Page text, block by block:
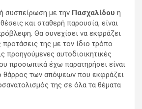
συσπείρωση με την Πασχαλίδου η
και σταθερή παρουσία, είναι
Θα συνεχίσει να εκφράζει
προτάσεις της με τον ίδιο τρόπο
προηγούμενες αυτοδιοικητικές
προσωπικά έχω παρατηρήσει είναι
θάρρος των απόψεων που εκφράζει
της σε όλα τα θέματα